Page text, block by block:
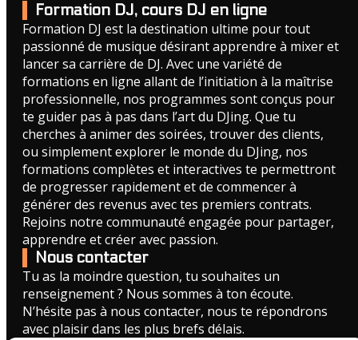
Formation DJ, cours DJ en ligne
Formation DJ est la destination ultime pour tout
passionné de musique désirant apprendre à mixer et
lancer sa carrière de DJ. Avec une variété de
formations en ligne allant de l’initiation à la maîtrise
professionnelle, nos programmes sont conçus pour
te guider pas à pas dans l’art du DJing. Que tu
cherches à animer des soirées, trouver des clients,
ou simplement explorer le monde du DJing, nos
formations complètes et interactives te permettront
de progresser rapidement et de commencer à
générer des revenus avec tes premiers contrats.
Rejoins notre communauté engagée pour partager,
apprendre et créer avec passion.
Nous contacter
Tu as la moindre question, tu souhaites un
renseignement ? Nous sommes à ton écoute.
N’hésite pas à nous contacter, nous te répondrons
avec plaisir dans les plus brefs délais.